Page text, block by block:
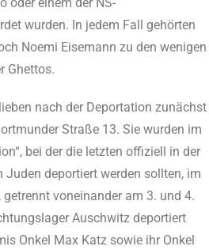
wurden. In jedem Fall gehörten
Noemi Eisemann zu den wenigen
Ghettos.
nach der Deportation zunächst
Straße 13. Sie wurden im
bei der die letzten offiziell in der
Juden deportiert werden sollten, im
voneinander am 3. und 4.
Auschwitz deportiert
Onkel Max Katz sowie ihr Onkel